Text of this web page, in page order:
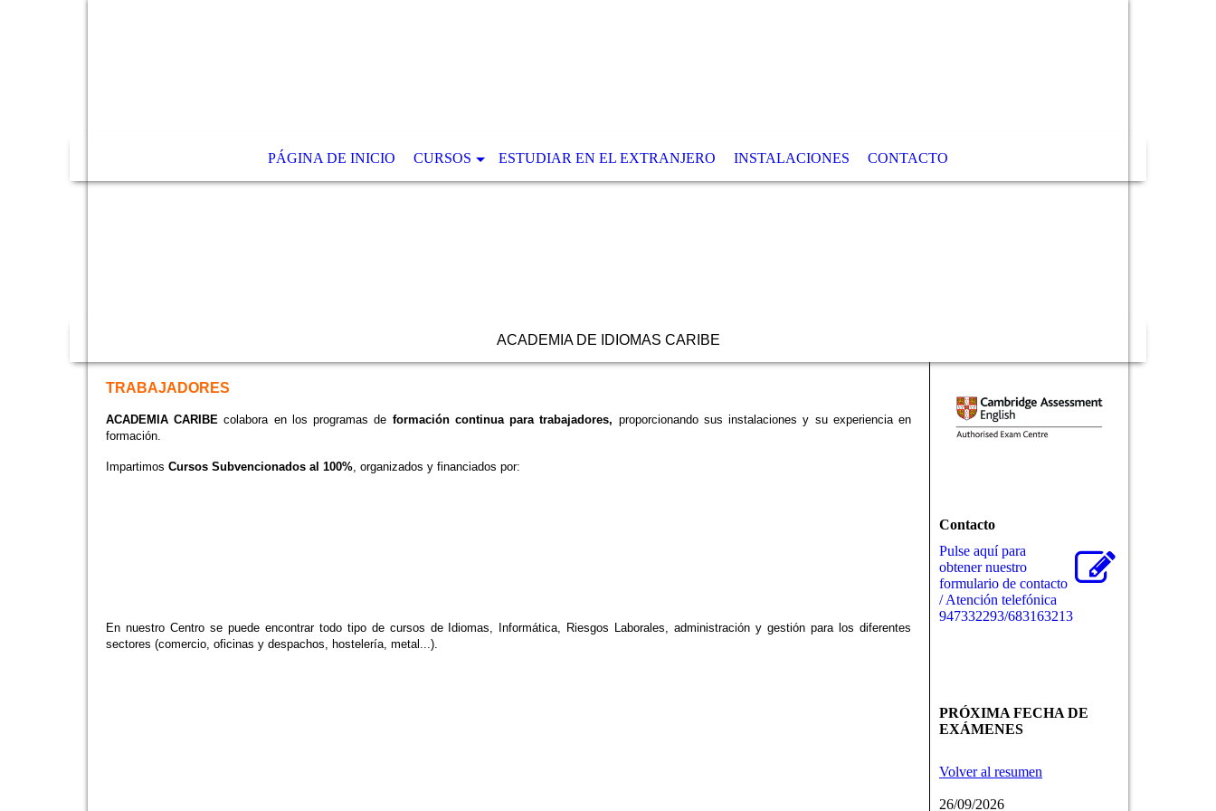
PÁGINA DE INICIO CURSOS ESTUDIAR EN EL EXTRANJERO INSTALACIONES CONTACTO
ACADEMIA DE IDIOMAS CARIBE
TRABAJADORES
ACADEMIA CARIBE colabora en los programas de formación continua para trabajadores, proporcionando sus instalaciones y su experiencia en
formación.
Impartimos Cursos Subvencionados al 100%, organizados y financiados por:
En nuestro Centro se puede encontrar todo tipo de cursos de Idiomas, Informática, Riesgos Laborales, administración y gestión para los diferentes
sectores (comercio, oficinas y despachos, hostelería, metal...).
Contacto
Pulse aquí para
obtener nuestro
formulario de contacto
/ Atención telefónica
947332293/683163213
PRÓXIMA FECHA DE
EXÁMENES
Volver al resumen
26/09/2026